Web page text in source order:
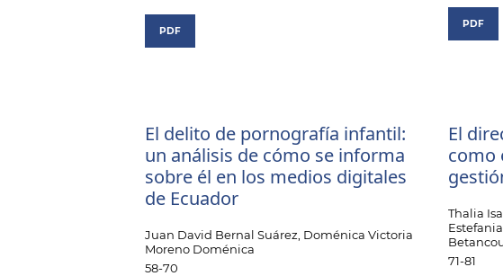
PDF
PDF
El delito de pornografía infantil:
un análisis de cómo se informa
sobre él en los medios digitales
de Ecuador
Juan David Bernal Suárez, Doménica Victoria
Moreno Doménica
58-70
El
como
Thalia
71-81